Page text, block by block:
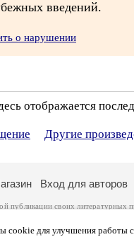
введений.
о нарушении
отображается
Другие
cookie для улучшения работы
Вход для авторов
публикации своих литературных
. Перепечатка произведений
самостоятельно на основании
данных. Вы также можете